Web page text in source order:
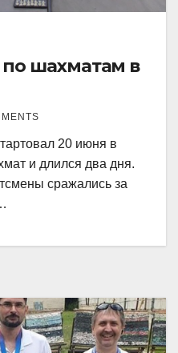
шахматам в
20 июня в
и длился два дня.
сражались за